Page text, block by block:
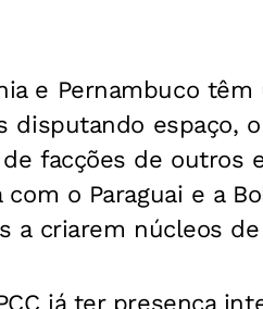
e Pernambuco
disputando espaço,
de facções de outros
o Paraguai e a
a criarem núcleos
já ter presença